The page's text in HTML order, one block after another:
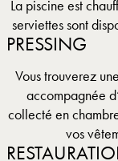
La piscine est
serviettes sont
PRESSING
Vous trouverez
accompagnée
collecté en
vos